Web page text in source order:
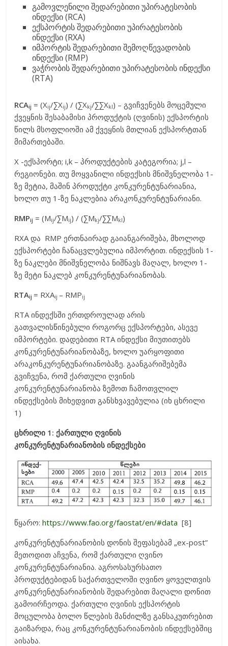
გამოვლენილი შედარებითი უპირატესობის
ინდექსი (RCA)
ექსპორტის შედარებითი უპირატესობის
ინდექსი (RXA)
იმპორტის შედარებითი შემოღწევადობის
ინდექსი (RMP)
ვაჭრობის შედარებითი უპირატესობის ინდექსი
(RTA)
RCAij = (Xij/∑Xij) / (∑Xkj/∑∑Xkl) – გვიჩვენებს მოცემული
ქვეყნის შესაბამისი პროდუქტის (ღვინის) ექსპორტის
წილს მსოფლიოში ამ ქვეყნის მთლიან ექსპორტთან
მიმართებაში.
X -ექსპორტი; i,k – პროდუქტების კატეგორია; j,l –
რეგიონები. თუ მოყვანილი ინდექსის მნიშვნელობა 1-
ზე მეტია, მაშინ პროდუქტი კონკურენტუნარიანია,
ხოლო თუ 1-ზე ნაკლებია არაკონკურენტუნარიანი.
RMPij = (Mij/∑Mij) / (∑Mkj/∑∑Mkl)
RXA და RMP ერთნაირად გაიანგარიშება, მხოლოდ
ექსპორტები ჩანაცვლებულია იმპორტით. ინდექსის 1-
ზე ნაკლები მნიშვნელობა ნიშნავს მაღალ, ხოლო 1-
ზე მეტი ნაკლებ კონკურენტუნარიანობას.
RTAij = RXAij – RMPij
RTA ინდექსში ერთდროულად არის
გათვალისწინებული როგორც ექსპორტები, ასევე
იმპორტები. დადებითი RTA ინდექსი მიუთითებს
კონკურენტუნარიანობაზე, ხოლო უარყოფითი
არაკონკურენტუნარიანობაზე. გაანგარიშებემა
გვიჩვენა, რომ ქართული ღვინის
კონკურენტუნარიანობა ზემოთ ჩამოთვლილ
ინდექსების მიხედვით განსხვავებულია (იხ ცხრილი
1)
ცხრილი 1: ქართული ღვინის
კონკურენტუნარიანობის ინდექსები
წყარო:https://www.fao.org/faostat/en/#data [8]
კონკურენტუნარიანობის დონის შეფასებამ „ex-post”
მეთოდით აჩვენა, რომ ქართული ღვინო
კონკურენტუნარიანია. აგროსასურსათო
პროდუქტებიდან საქართველოში ღვინო ყოველთვის
კონკურენტუნარიანობის შედარებით მაღალი დონით
გამოირჩეოდა. ქართული ღვინის ექსპორტის
მოცულობა ბოლო წლების მანძილზე განსაკუთრებით
გაიზარდა, რაც კონკურენტუნარიანობის ინდექსებშიც
აისახა.